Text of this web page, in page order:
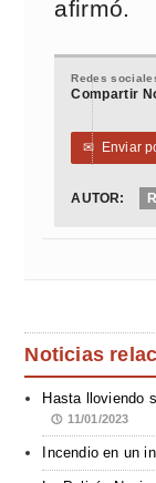
afirmó.
Redes
Compartir
✉ Enviar
AUTOR:
Noticias
Hasta lloviendo
11/01/2023
Incendio en un